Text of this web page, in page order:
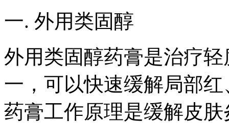
一. 外用类固醇
外用类固醇药膏是治疗
一，可以快速缓解局部
药膏工作原理是缓解皮